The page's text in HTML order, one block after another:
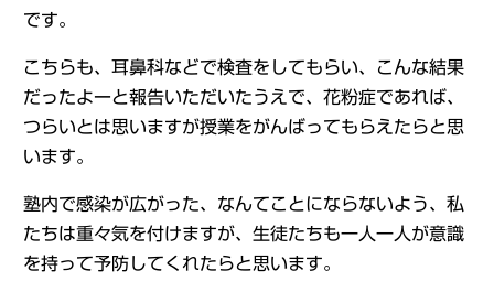
です。
こちらも、耳鼻科などで検査をしてもらい、こんな結果
だったよーと報告いただいたうえで、花粉症であれば、
つらいとは思いますが授業をがんばってもらえたらと思
います。
塾内で感染が広がった、なんてことにならないよう、私
たちは重々気を付けますが、生徒たちも一人一人が意識
を持って予防してくれたらと思います。